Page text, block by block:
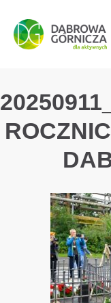
PRZEJDŹ DO
PRZEJDŹ DO
PRZEJDŹ DO